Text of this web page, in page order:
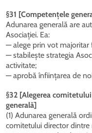
§31 [Competențele
Adunarea generală are
Asociației. Ea:
— alege prin vot majoritar
— stabilește strategia
activitate;
— aprobă înființarea de
§32 [Alegerea
generală]
(1) Adunarea generală
comitetului director